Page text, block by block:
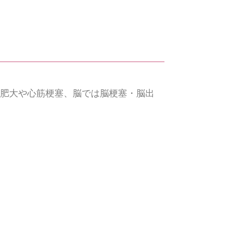
大や心筋梗塞、脳では脳梗塞・脳出